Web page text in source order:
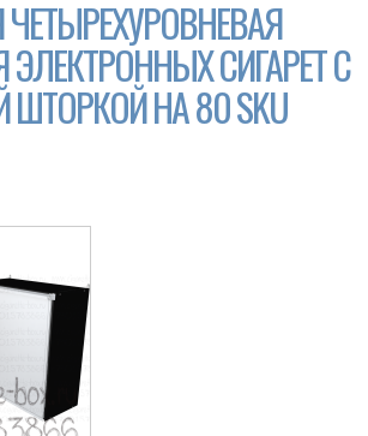
СИГАРЕТ С
НА 80 SKU